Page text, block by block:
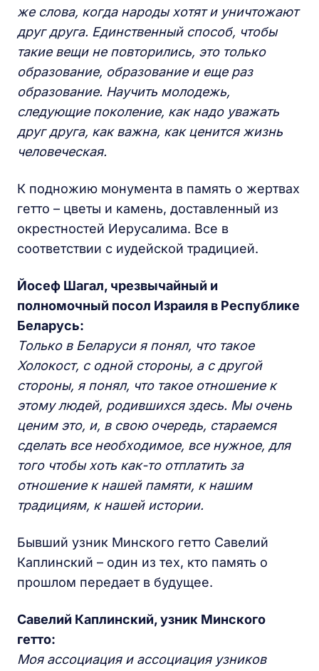
же слова, когда народы хотят и уничтожают
друг друга. Единственный способ, чтобы
такие вещи не повторились, это только
образование, образование и еще раз
образование. Научить молодежь,
следующие поколение, как надо уважать
друг друга, как важна, как ценится жизнь
человеческая.
К подножию монумента в память о жертвах
гетто – цветы и камень, доставленный из
окрестностей Иерусалима. Все в
соответствии с иудейской традицией.
Йосеф Шагал, чрезвычайный и
полномочный посол Израиля в Республике
Беларусь:
Только в Беларуси я понял, что такое
Холокост, с одной стороны, а с другой
стороны, я понял, что такое отношение к
этому людей, родившихся здесь. Мы очень
ценим это, и, в свою очередь, стараемся
сделать все необходимое, все нужное, для
того чтобы хоть как-то отплатить за
отношение к нашей памяти, к нашим
традициям, к нашей истории.
Бывший узник Минского гетто Савелий
Каплинский – один из тех, кто память о
прошлом передает в будущее.
Савелий Каплинский, узник Минского
гетто:
Моя ассоциация и ассоциация узников